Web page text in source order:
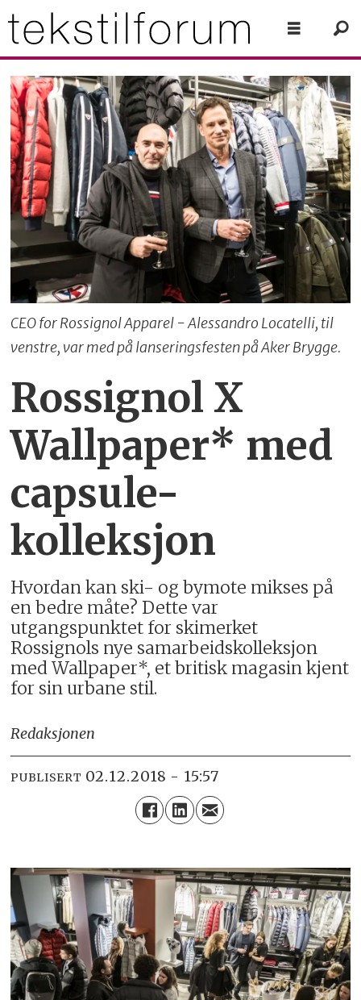
CEO for Rossignol Apparel - Alessandro Locatelli, til
venstre, var med på lanseringsfesten på Aker Brygge.
Rossignol X
Wallpaper* med
capsule-
kolleksjon
Hvordan kan ski- og bymote mikses på
en bedre måte? Dette var
utgangspunktet for skimerket
Rossignols nye samarbeidskolleksjon
med Wallpaper*, et britisk magasin kjent
for sin urbane stil.
Redaksjonen
PUBLISERT 02.12.2018 - 15:57